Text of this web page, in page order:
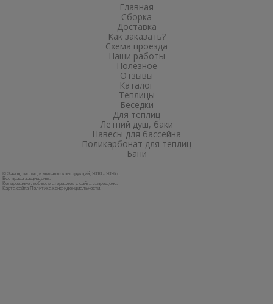
Главная
Сборка
Доставка
Как заказать?
Схема проезда
Наши работы
Полезное
Отзывы
Каталог
Теплицы
Беседки
Для теплиц
Летний душ, баки
Навесы для бассейна
Поликарбонат для теплиц
Бани
© Завод теплиц и металлоконструкций, 2010 - 2026 г.
Все права защищены.
Копирование любых материалов с сайта запрещено.
Карта сайта Политика конфиденциальности.